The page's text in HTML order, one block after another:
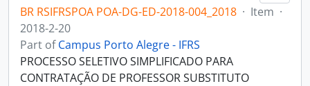
BR RSIFRSPOA POA-DG-ED-2018-004_2018 · Item ·
2018-2-20
Part ofCampus Porto Alegre - IFRS
PROCESSO SELETIVO SIMPLIFICADO PARA
CONTRATAÇÃO DE PROFESSOR SUBSTITUTO